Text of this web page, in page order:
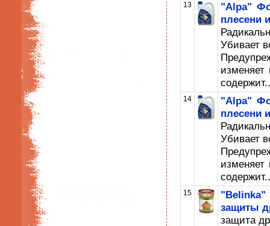
13
"Alpa"
плесени
Убивает
изменяет
14
"Alpa"
плесени
Убивает
изменяет
15
"Belinka"
защиты
защита